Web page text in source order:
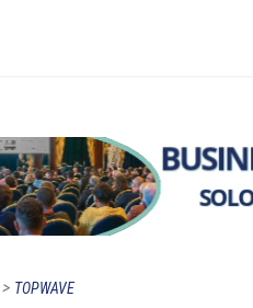
> TOPWAVE